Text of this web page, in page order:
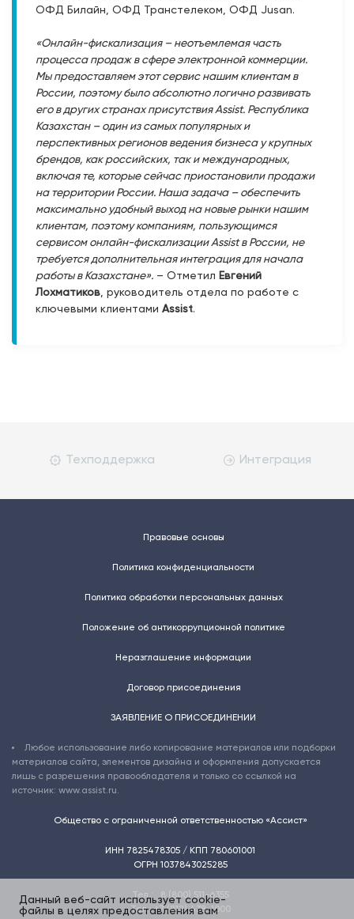
Данный веб-сайт использует cookie-
файлы в целях предоставления вам
ОФД Билайн, ОФД Транстелеком, ОФД Jusan.
«Онлайн-фискализация – неотъемлемая часть
процесса продаж в сфере электронной коммерции.
Мы предоставляем этот сервис нашим клиентам в
России, поэтому было абсолютно логично развивать
его в других странах присутствия Assist. Республика
Казахстан – один из самых популярных и
перспективных регионов ведения бизнеса у крупных
брендов, как российских, так и международных,
включая те, которые сейчас приостановили продажи
на территории России. Наша задача – обеспечить
максимально удобный выход на новые рынки нашим
клиентам, поэтому компаниям, пользующимся
сервисом онлайн-фискализации Assist в России, не
требуется дополнительная интеграция для начала
работы в Казахстане». – Отметил Евгений
Лохматиков, руководитель отдела по работе с
ключевыми клиентами Assist.
Техподдержка Интеграция
Общество с ограниченной ответственностью «Ассист»
ИНН 7825478305 / КПП 780601001
ОГРН 1037843025285
Тел.:
8 (800) 511-6355
Тел.:+7 (812) 438-1000
Правовые основы
Политика конфиденциальности
Политика обработки персональных данных
Положение об антикоррупционной политике
Неразглашение информации
Договор присоединения
ЗАЯВЛЕНИЕ О ПРИСОЕДИНЕНИИ
Любое использование либо копирование материалов или подборки
материалов сайта, элементов дизайна и оформления допускается
лишь с разрешения правообладателя и только со ссылкой на
источник: www.assist.ru.